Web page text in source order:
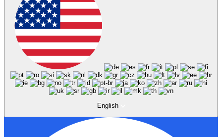
English